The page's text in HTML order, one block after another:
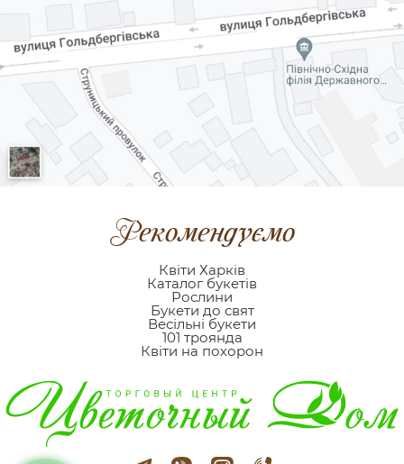
Рекомендуємо
Квіти Харків
Каталог букетів
Рослини
Букети до свят
Весільні букети
101 троянда
Квіти на похорон